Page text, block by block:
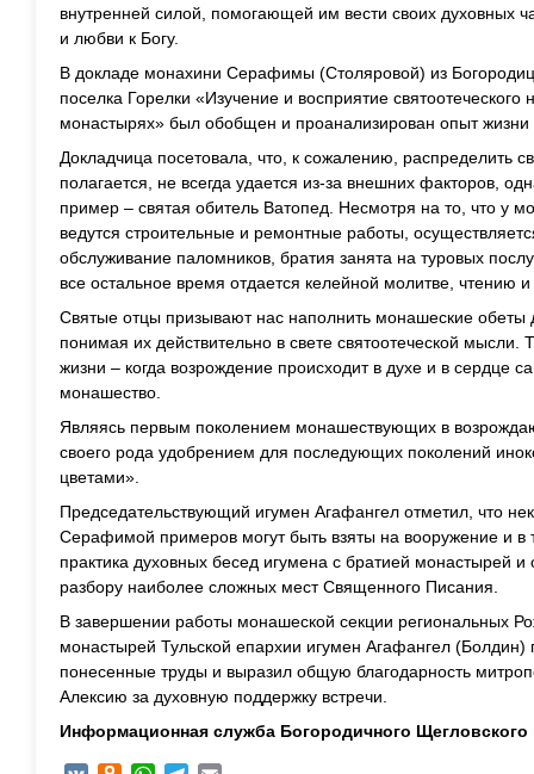
внутренней силой, помогающей им вести своих духовных
и любви к Богу.
В докладе монахини Серафимы (Столяровой) из
поселка Горелки «Изучение и восприятие
монастырях» был обобщен и проанализирован опыт жизни
Докладчица посетовала, что, к сожалению, распределить
полагается, не всегда удается из-за внешних факторов,
пример – святая обитель Ватопед. Несмотря на то, что у
ведутся строительные и ремонтные работы,
обслуживание паломников, братия занята на туровых
все остальное время отдается келейной молитве, чтению
Святые отцы призывают нас наполнить монашеские обеты
понимая их действительно в свете святоотеческой мысли.
жизни – когда возрождение происходит в духе и в сердце
монашество.
Являясь первым поколением монашествующих в
своего рода удобрением для последующих поколений
цветами».
Председательствующий игумен Агафангел отметил, что
Серафимой примеров могут быть взяты на вооружение и в
практика духовных бесед игумена с братией монастырей
разбору наиболее сложных мест Священного Писания.
В завершении работы монашеской секции региональных
монастырей Тульской епархии игумен Агафангел (Болдин)
понесенные труды и выразил общую благодарность
Алексию за духовную поддержку встречи.
Информационная служба Богородичного